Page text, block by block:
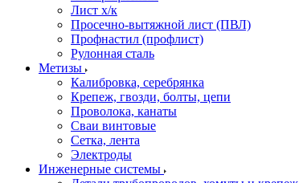
Лист х/к
Просечно-вытяжной лист (ПВЛ)
Профнастил (профлист)
Рулонная сталь
Метизы
Калибровка, серебрянка
Крепеж, гвозди, болты, цепи
Проволока, канаты
Сваи винтовые
Сетка, лента
Электроды
Инженерные системы